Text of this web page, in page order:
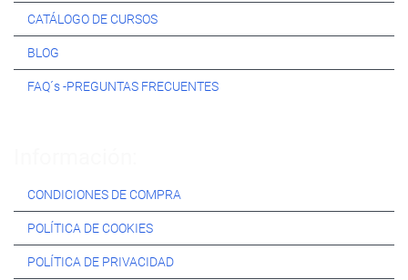
CATÁLOGO DE CURSOS
BLOG
FAQ´s -PREGUNTAS FRECUENTES
CONDICIONES DE COMPRA
POLÍTICA DE COOKIES
POLÍTICA DE PRIVACIDAD